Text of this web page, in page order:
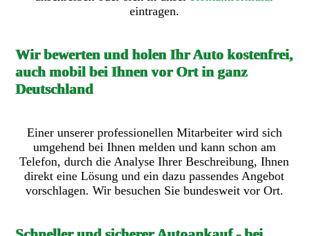
eintragen.
Wir bewerten und holen Ihr Auto kostenfrei,
auch mobil bei Ihnen vor Ort in ganz
Deutschland
Einer unserer professionellen Mitarbeiter wird sich
umgehend bei Ihnen melden und kann schon am
Telefon, durch die Analyse Ihrer Beschreibung, Ihnen
direkt eine Lösung und ein dazu passendes Angebot
vorschlagen. Wir besuchen Sie bundesweit vor Ort.